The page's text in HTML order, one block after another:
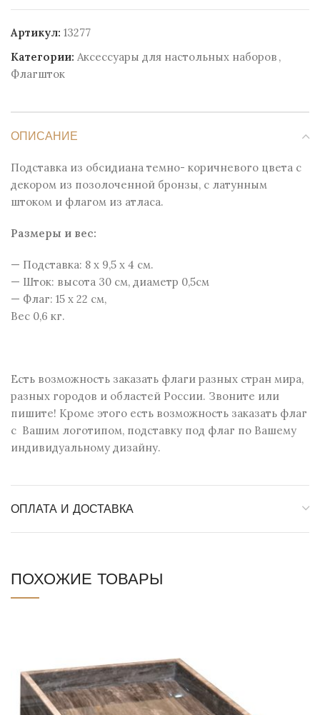
Артикул: 13277
Категории: Аксессуары для настольных наборов ,
Флагшток
ОПИСАНИЕ
Подставка из обсидиана темно- коричневого цвета с
декором из позолоченной бронзы, с латунным
штоком и флагом из атласа.
Размеры и веc:
— Подставка: 8 x 9,5 x 4 см.
— Шток: высота 30 см, диаметр 0,5см
— Флаг: 15 х 22 см,
Вес 0,6 кг.
Есть возможность заказать флаги разных стран мира,
разных городов и областей России. Звоните или
пишите! Кроме этого есть возможность заказать флаг
с Вашим логотипом, подставку под флаг по Вашему
индивидуальному дизайну.
ОПЛАТА И ДОСТАВКА
ПОХОЖИЕ ТОВАРЫ